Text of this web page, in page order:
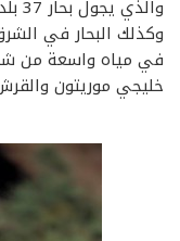
وكذلك البحار في
في مياه واسعة من
خليجي موريتون